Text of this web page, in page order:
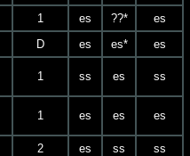
1 es ??*
es
D es es* es
1 ss es ss
1 es es es
2 es ss ss